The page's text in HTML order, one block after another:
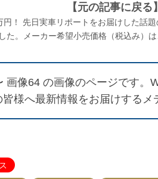
【元の記事に戻る】
円！ 先日実車リポートをお届けした話
た。メーカー希望小売価格（税込み）は
画像64 の画像のページです。
様へ最新情報をお届けするメ